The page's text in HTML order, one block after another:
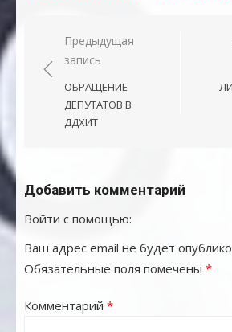
Навигация
по
записям
Предыдущая
запись
ОБРАЩЕНИЕ
ДЕПУТАТОВ В
ДДХИТ
Добавить комментарий
Войти с помощью:
Ваш адрес email не будет
Обязательные поля помечены *
Комментарий *